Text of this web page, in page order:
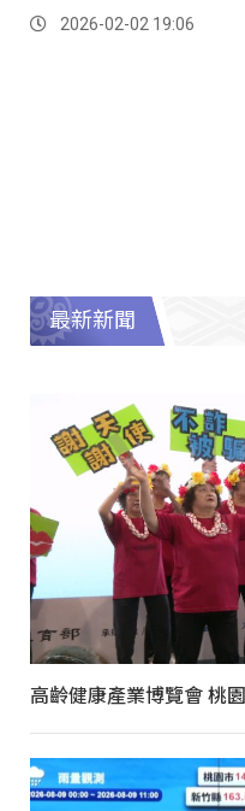
2026-02-02 19:06
最新新聞
高齡健康產業博覽會 桃